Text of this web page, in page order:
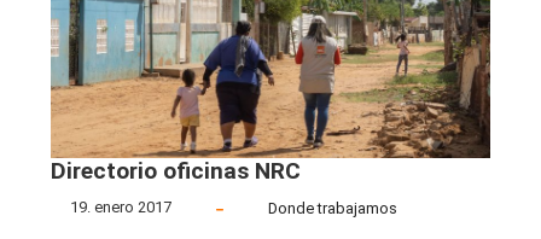
Directorio oficinas NRC
19. enero 2017 Donde trabajamos